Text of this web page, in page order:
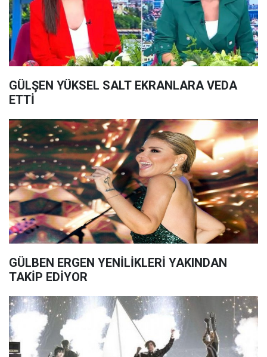
GÜLŞEN YÜKSEL SALT EKRANLARA VEDA
ETTİ
GÜLBEN ERGEN YENİLİKLERİ YAKINDAN
TAKİP EDİYOR